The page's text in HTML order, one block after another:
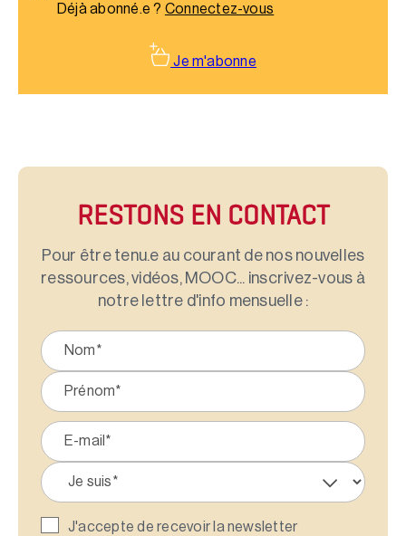
Déjà abonné.e ? Connectez-vous
Je m'abonne
RESTONS EN CONTACT
Pour être tenu.e au courant de nos nouvelles
ressources, vidéos, MOOC... inscrivez-vous à
notre lettre d'info mensuelle :
J'accepte de recevoir la newsletter